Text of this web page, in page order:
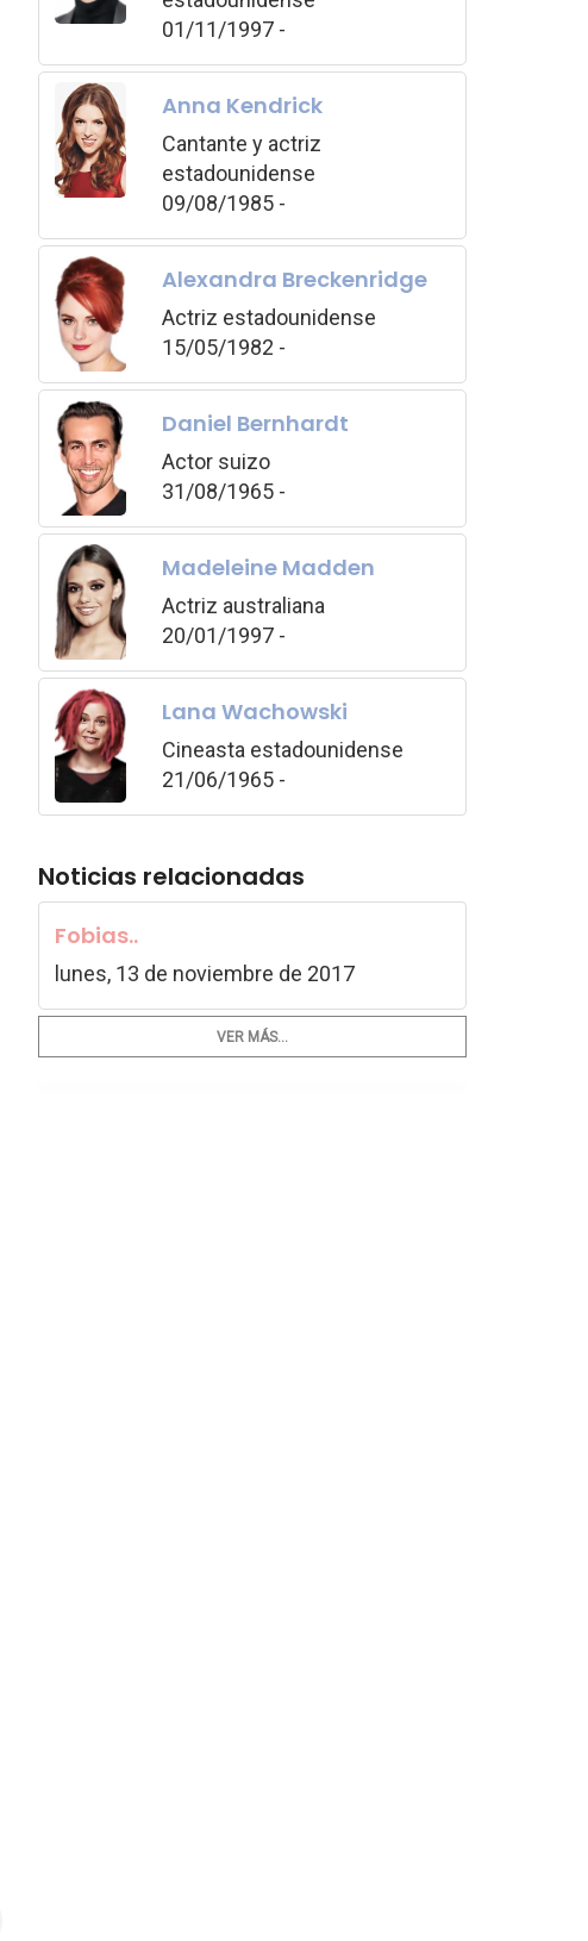
01/11/1997 -
Anna Kendrick
Cantante y actriz
estadounidense
09/08/1985 -
Alexandra Breckenridge
Actriz estadounidense
15/05/1982 -
Daniel Bernhardt
Actor suizo
31/08/1965 -
Madeleine Madden
Actriz australiana
20/01/1997 -
Lana Wachowski
Cineasta estadounidense
21/06/1965 -
Noticias relacionadas
Fobias..
lunes, 13 de noviembre de 2017
VER MÁS...